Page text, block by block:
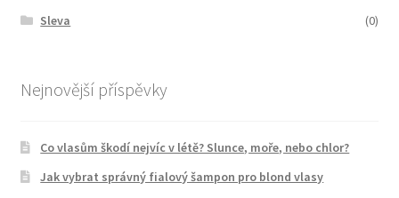
Sleva
(0)
Nejnovější příspěvky
Co vlasům škodí nejvíc v létě? Slunce, moře, nebo chlor?
Jak vybrat správný fialový šampon pro blond vlasy